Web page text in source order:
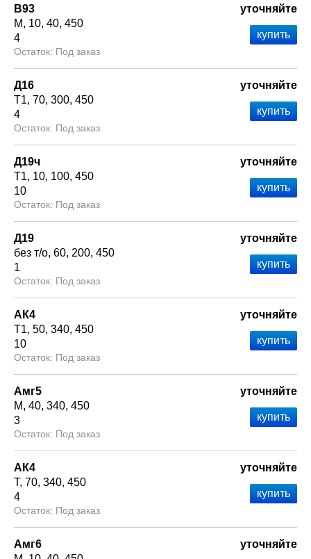
В93
М
10 40 450
4
Под заказ
уточняйте
Д16
Т1 70 300 450
4
Под заказ
уточняйте
Д19ч
Т1 10 100 450
10
Под заказ
уточняйте
Д19
без т/о 60 200 450
1
Под заказ
уточняйте
АК4
Т1 50 340 450
10
Под заказ
уточняйте
Амг5
М 40 340 450
3
Под заказ
уточняйте
АК4
Т 70 340 450
4
Под заказ
уточняйте
Амг6
уточняйте